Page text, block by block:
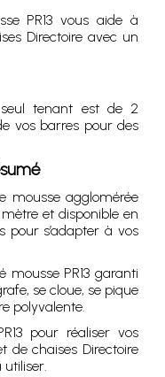
PR13 vous aide à
Directoire avec un
tenant est de 2
vos barres pour des
mousse agglomérée
et disponible en
pour s’adapter à vos
mousse PR13 garanti
se cloue, se pique
polyvalente.
pour réaliser vos
de chaises Directoire